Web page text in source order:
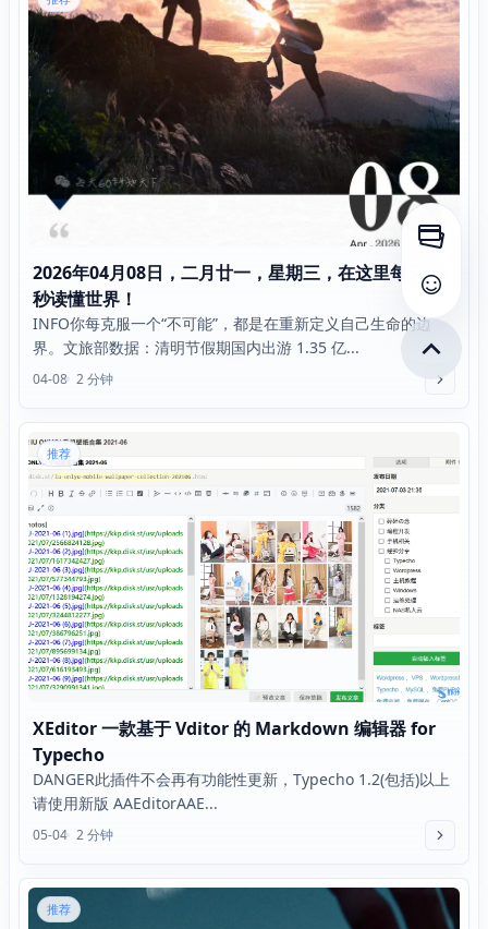
2026年04月08日，二月廿一，星期三，在这里每天60
秒读懂世界！
INFO你每克服一个“不可能”，都是在重新定义自己生命的边
界。文旅部数据：清明节假期国内出游 1.35 亿...
04-08 2 分钟
推荐
XEditor 一款基于 Vditor 的 Markdown 编辑器 for
Typecho
DANGER此插件不会再有功能性更新，Typecho 1.2(包括)以上
请使用新版 AAEditorAAE...
05-04 2 分钟
推荐
打开侧
查看评